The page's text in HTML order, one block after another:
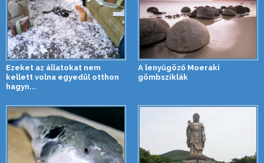
Ezeket az állatokat nem
kellett volna egyedül otthon
hagyn...
A lenyűgöző Moeraki
gömbsziklák